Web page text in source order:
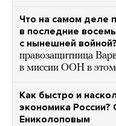
Что на самом деле
в последние
с нынешней войной?
правозащитница
в миссии ООН в этом
Как быстро и
экономика
Ениколоповым